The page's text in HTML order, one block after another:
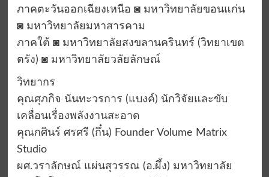
ภาคตะวันออกเฉียงเหนือ ◙ มหาวิทยาลัยขอนแก่น
◙ มหาวิทยาลัยมหาสารคาม
ภาคใต้ ◙ มหาวิทยาลัยสงขลานครินทร์ (วิทยาเขต
ตรัง) ◙ มหาวิทยาลัยวลัยลักษณ์
วิทยากร
คุณศุภกิจ นันทะวรการ (แบงค์) นักวิจัยและขับ
เคลื่อนเรื่องพลังงานสะอาด
คุณกศินร์ ศรศรี (กึ๋น) Founder Volume Matrix
Studio
ผศ.วราลักษณ์ แผ่นสุวรรณ (อ.ผึ้ง) มหาวิทยาลัย